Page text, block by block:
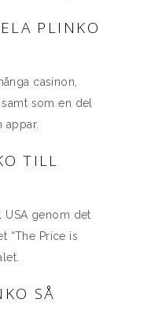
PLINKO
casinon,
som en del
appar.
TILL
USA genom det
“The Price is
SÅ